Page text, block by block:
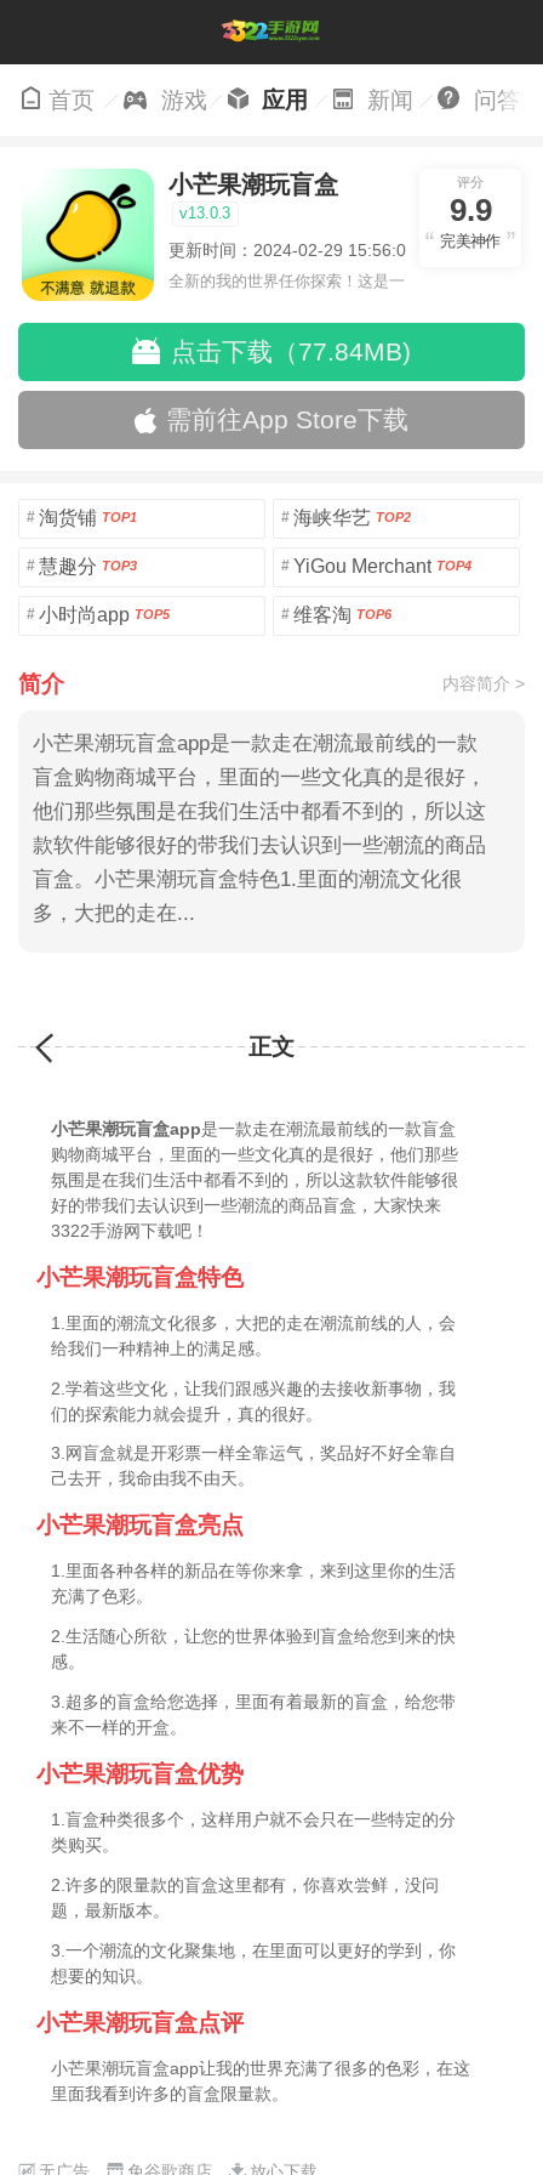
首页 游戏 应用 新闻 问答
小芒果潮玩盲盒
v13.0.3
更新时间：2024-02-29 15:56:08
全新的我的世界任你探索！这是一
评分
9.9
完美神作
点击下载（77.84MB)
需前往App Store下载
# 淘货铺 TOP1 # 海峡华艺 TOP2
# 慧趣分 TOP3 # YiGou Merchant TOP4
# 小时尚app TOP5 # 维客淘 TOP6
简介 内容简介 >
小芒果潮玩盲盒app是一款走在潮流最前线的一款
盲盒购物商城平台，里面的一些文化真的是很好，
他们那些氛围是在我们生活中都看不到的，所以这
款软件能够很好的带我们去认识到一些潮流的商品
盲盒。小芒果潮玩盲盒特色1.里面的潮流文化很
多，大把的走在...
正文
小芒果潮玩盲盒app是一款走在潮流最前线的一款盲盒
购物商城平台，里面的一些文化真的是很好，他们那些
氛围是在我们生活中都看不到的，所以这款软件能够很
好的带我们去认识到一些潮流的商品盲盒，大家快来
3322手游网下载吧！
小芒果潮玩盲盒特色
1.里面的潮流文化很多，大把的走在潮流前线的人，会
给我们一种精神上的满足感。
2.学着这些文化，让我们跟感兴趣的去接收新事物，我
们的探索能力就会提升，真的很好。
3.网盲盒就是开彩票一样全靠运气，奖品好不好全靠自
己去开，我命由我不由天。
小芒果潮玩盲盒亮点
1.里面各种各样的新品在等你来拿，来到这里你的生活
充满了色彩。
2.生活随心所欲，让您的世界体验到盲盒给您到来的快
感。
3.超多的盲盒给您选择，里面有着最新的盲盒，给您带
来不一样的开盒。
小芒果潮玩盲盒优势
1.盲盒种类很多个，这样用户就不会只在一些特定的分
类购买。
2.许多的限量款的盲盒这里都有，你喜欢尝鲜，没问
题，最新版本。
3.一个潮流的文化聚集地，在里面可以更好的学到，你
想要的知识。
小芒果潮玩盲盒点评
小芒果潮玩盲盒app让我的世界充满了很多的色彩，在这
里面我看到许多的盲盒限量款。